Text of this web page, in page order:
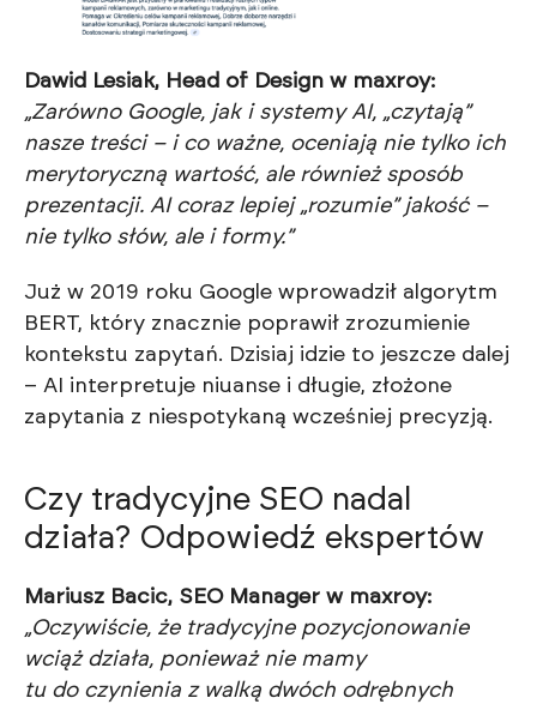
Dawid Lesiak, Head of Design w maxroy:
„Zarówno Google, jak i systemy AI, „czytają”
nasze treści – i co ważne, oceniają nie tylko ich
merytoryczną wartość, ale również sposób
prezentacji. AI coraz lepiej „rozumie” jakość –
nie tylko słów, ale i formy.”
Już w 2019 roku Google wprowadził algorytm
BERT, który znacznie poprawił zrozumienie
kontekstu zapytań. Dzisiaj idzie to jeszcze dalej
– AI interpretuje niuanse i długie, złożone
zapytania z niespotykaną wcześniej precyzją.
Czy tradycyjne SEO nadal
działa? Odpowiedź ekspertów
Mariusz Bacic, SEO Manager w maxroy:
„Oczywiście, że tradycyjne pozycjonowanie
wciąż działa, ponieważ nie mamy
tu do czynienia z walką dwóch odrębnych